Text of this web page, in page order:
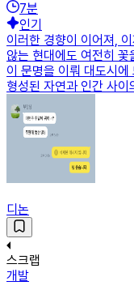
7분
인기
이러한 경향이 이어져,
않는 현대에도 여전히
이 문명을 이뤄 대도시
형성된 자연과 인간 사이
디논
스크랩
개발